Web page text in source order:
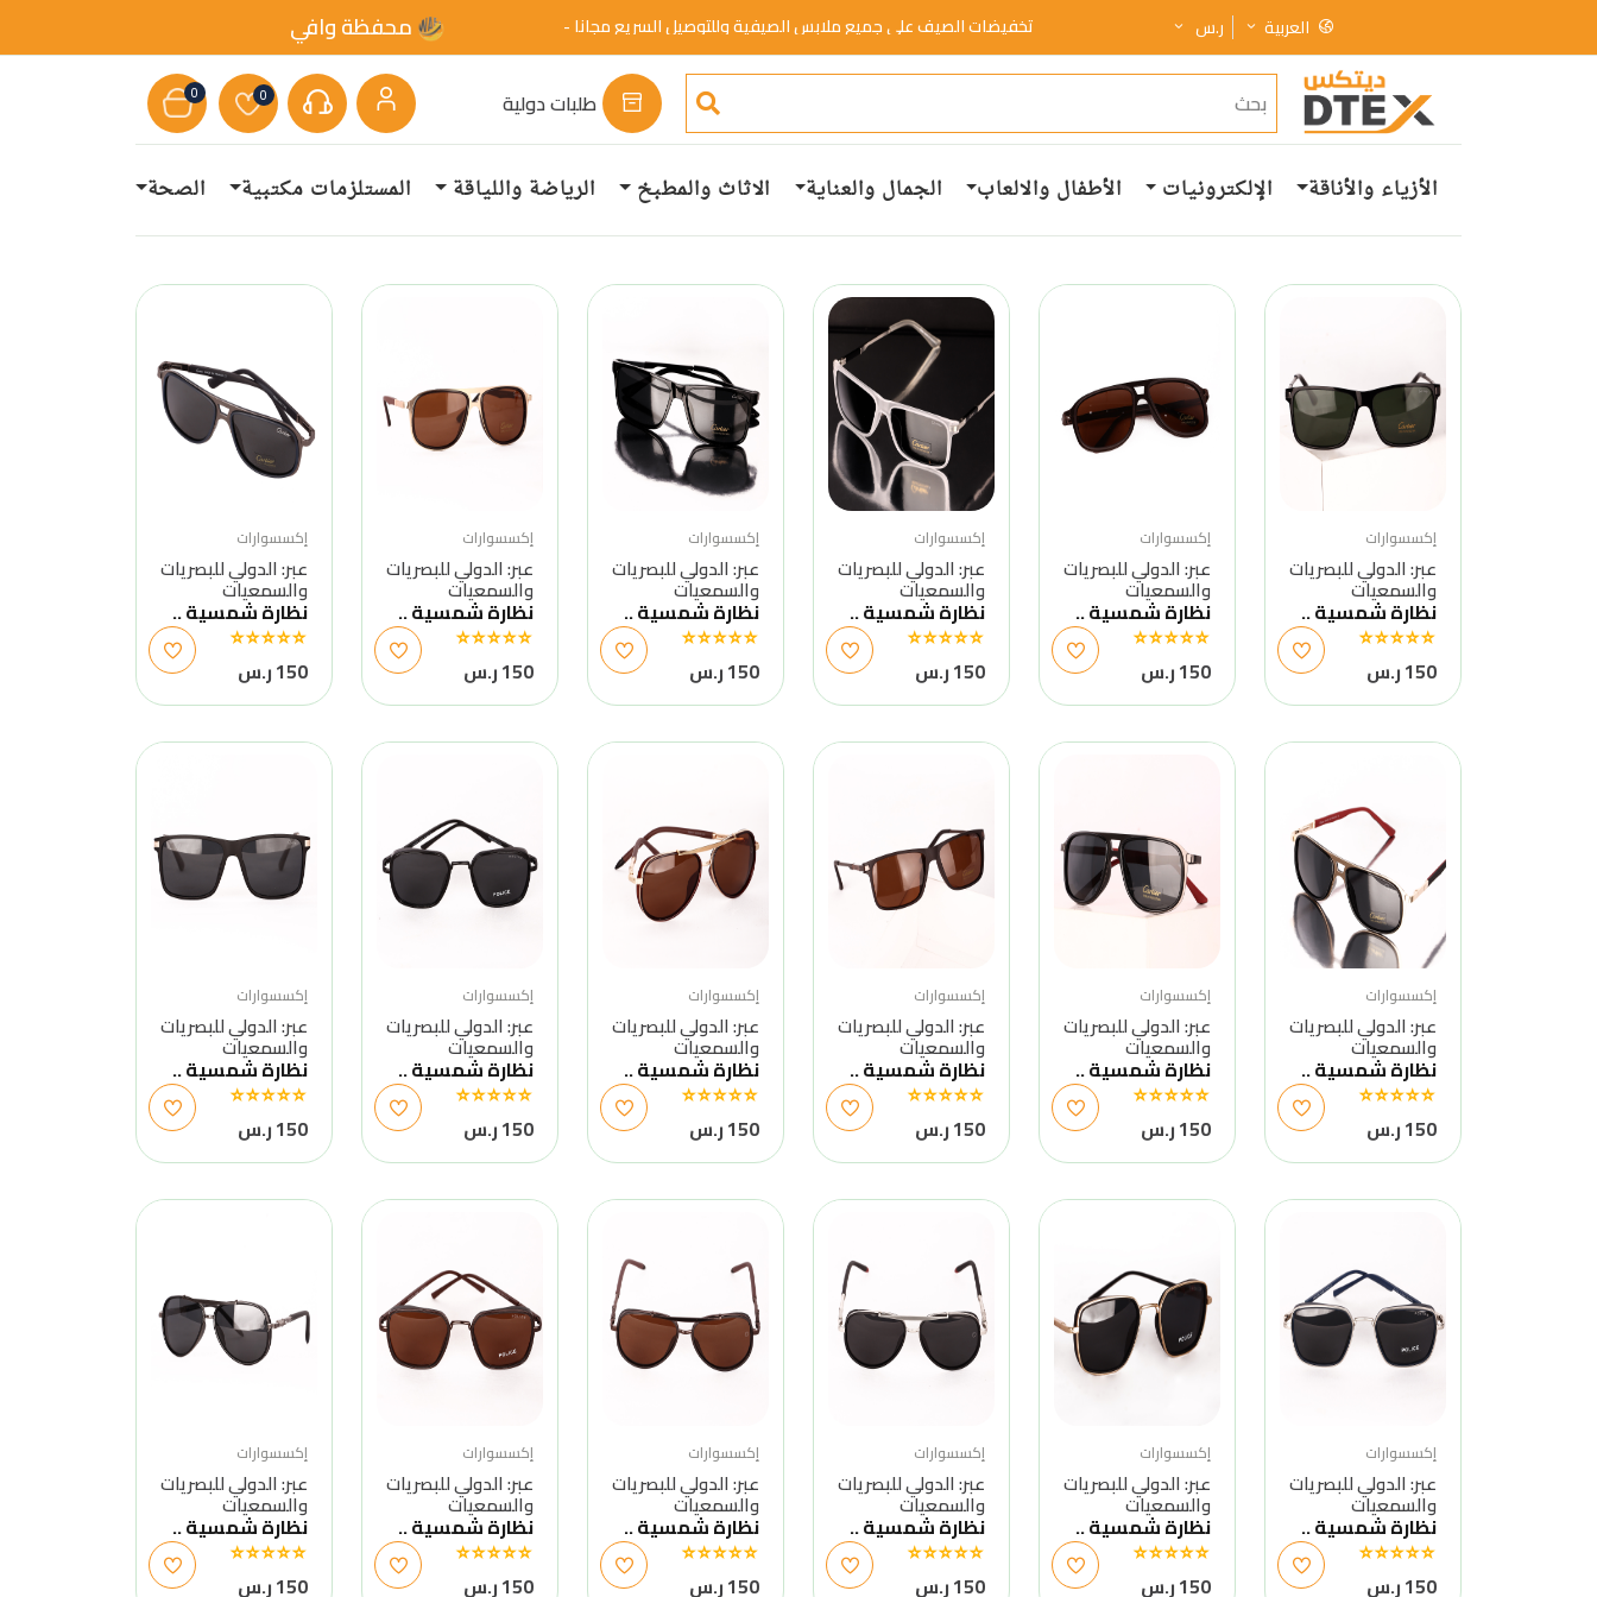
العربية ر.س تخفيضات الصيف علي جميع ملابس الصيفية وللتوصيل السريع مجانا -
خصم 50%. تسوق الان محفظة وافي
طلبات دولية 0
0
الأزياء والأناقة الإلكترونيات الأطفال والالعاب الجمال والعناية الاثاث والمطبخ الرياضة واللياقة المستلزمات مكتبية الصحة
إكسسوارات
عبر: الدولي للبصريات
والسمعيات
نظارة شمسية ..
150 ر.س
إكسسوارات
عبر: الدولي للبصريات
والسمعيات
نظارة شمسية ..
150 ر.س
إكسسوارات
عبر: الدولي للبصريات
والسمعيات
نظارة شمسية ..
150 ر.س
إكسسوارات
عبر: الدولي للبصريات
والسمعيات
نظارة شمسية ..
150 ر.س
إكسسوارات
عبر: الدولي للبصريات
والسمعيات
نظارة شمسية ..
150 ر.س
إكسسوارات
عبر: الدولي للبصريات
والسمعيات
نظارة شمسية ..
150 ر.س
إكسسوارات
عبر: الدولي للبصريات
والسمعيات
نظارة شمسية ..
150 ر.س
إكسسوارات
عبر: الدولي للبصريات
والسمعيات
نظارة شمسية ..
150 ر.س
إكسسوارات
عبر: الدولي للبصريات
والسمعيات
نظارة شمسية ..
150 ر.س
إكسسوارات
عبر: الدولي للبصريات
والسمعيات
نظارة شمسية ..
150 ر.س
إكسسوارات
عبر: الدولي للبصريات
والسمعيات
نظارة شمسية ..
150 ر.س
إكسسوارات
عبر: الدولي للبصريات
والسمعيات
نظارة شمسية ..
150 ر.س
إكسسوارات
عبر: الدولي للبصريات
والسمعيات
نظارة شمسية ..
150 ر.س
إكسسوارات
عبر: الدولي للبصريات
والسمعيات
نظارة شمسية ..
150 ر.س
إكسسوارات
عبر: الدولي للبصريات
والسمعيات
نظارة شمسية ..
150 ر.س
إكسسوارات
عبر: الدولي للبصريات
والسمعيات
نظارة شمسية ..
150 ر.س
إكسسوارات
عبر: الدولي للبصريات
والسمعيات
نظارة شمسية ..
150 ر.س
إكسسوارات
عبر: الدولي للبصريات
والسمعيات
نظارة شمسية ..
150 ر.س